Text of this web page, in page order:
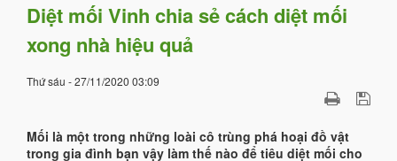
Diệt mối Vinh chia sẻ cách diệt mối
xong nhà hiệu quả
Thứ sáu - 27/11/2020 03:09
Mối là một trong những loài cô trùng phá hoại đồ vật
trong gia đình bạn vậy làm thế nào để tiêu diệt mối cho